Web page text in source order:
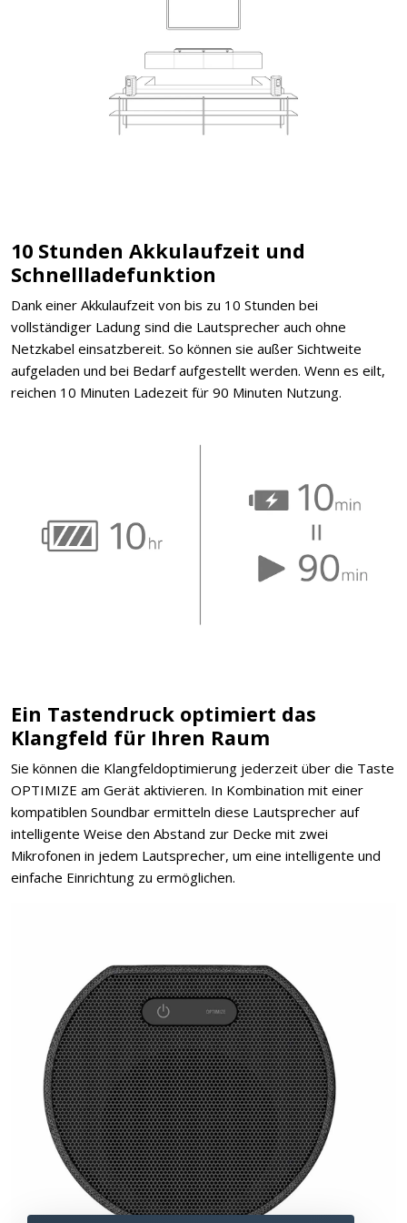
10 Stunden Akkulaufzeit und
Schnellladefunktion
Dank einer Akkulaufzeit von bis zu 10 Stunden bei
vollständiger Ladung sind die Lautsprecher auch ohne
Netzkabel einsatzbereit. So können sie außer Sichtweite
aufgeladen und bei Bedarf aufgestellt werden. Wenn es eilt,
reichen 10 Minuten Ladezeit für 90 Minuten Nutzung.
Ein Tastendruck optimiert das
Klangfeld für Ihren Raum
Sie können die Klangfeldoptimierung jederzeit über die Taste
OPTIMIZE am Gerät aktivieren. In Kombination mit einer
kompatiblen Soundbar ermitteln diese Lautsprecher auf
intelligente Weise den Abstand zur Decke mit zwei
Mikrofonen in jedem Lautsprecher, um eine intelligente und
einfache Einrichtung zu ermöglichen.